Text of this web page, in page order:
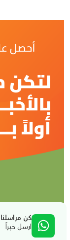
كن
ارسل خبراً